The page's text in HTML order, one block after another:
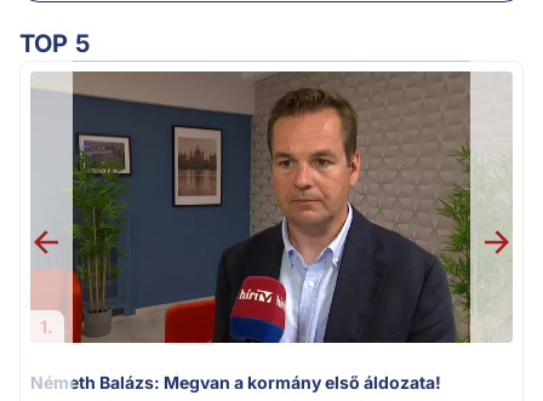
TOP 5
1.
Németh Balázs: Megvan a kormány első áldozata!